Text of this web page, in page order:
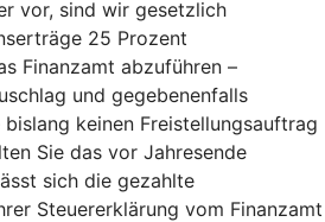
vor, sind wir gesetzlich
25 Prozent
Finanzamt abzuführen –
und gegebenenfalls
bislang keinen Freistellungsauftrag
Sie das vor Jahresende
sich die gezahlte
Steuererklärung vom Finanzamt